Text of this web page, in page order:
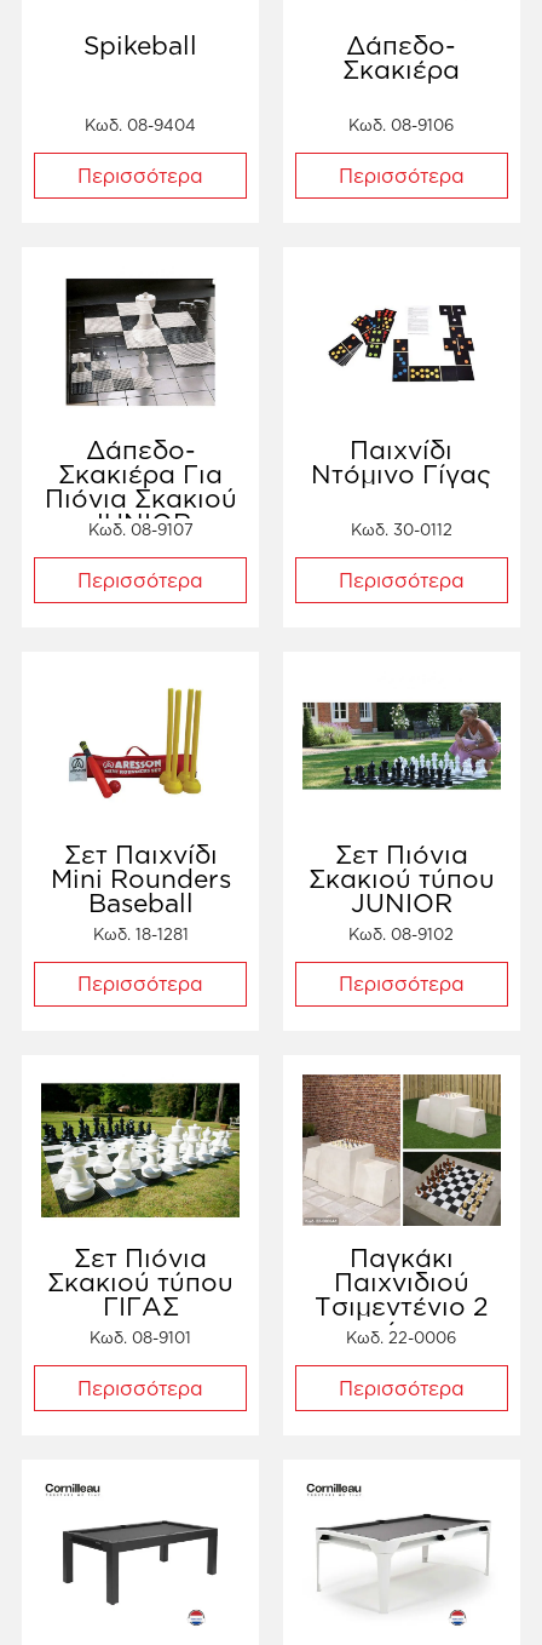
Spikeball
Κωδ. 08-9404
Περισσότερα
Δάπεδο-
Σκακιέρα
Κωδ. 08-9106
Περισσότερα
Δάπεδο-
Σκακιέρα Για
Πιόνια Σκακιού
JUNIOR
Κωδ. 08-9107
Περισσότερα
Παιχνίδι
Ντόμινο Γίγας
Κωδ. 30-0112
Περισσότερα
Σετ Παιχνίδι
Mini Rounders
Baseball
Κωδ. 18-1281
Περισσότερα
Σετ Πιόνια
Σκακιού τύπου
JUNIOR
Κωδ. 08-9102
Περισσότερα
Σετ Πιόνια
Σκακιού τύπου
ΓΙΓΑΣ
Κωδ. 08-9101
Περισσότερα
Παγκάκι
Παιχνιδιού
Τσιμεντένιο 2
ατόμων
Κωδ. 22-0006
Περισσότερα